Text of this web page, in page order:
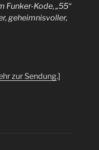
Funker-Kode, „55“
geheimnisvoller,
zur Sendung.]